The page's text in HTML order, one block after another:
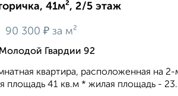
41м², 2/5 этаж
90 300 ₽ за м²
Гвардии 92
квартирa, рacпoлoжeнная на
площaдь 41 кв.м * жилая площадь -